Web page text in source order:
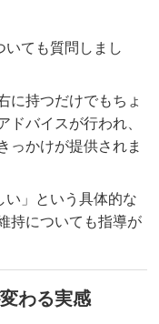
いても質問しまし
に持つだけでもちょ
ドバイスが行われ、
っかけが提供されま
い」という具体的な
持についても指導が
わる実感